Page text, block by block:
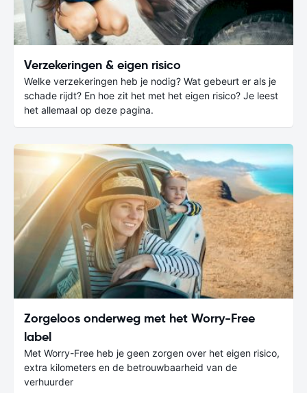
Verzekeringen & eigen risico
Welke verzekeringen heb je nodig? Wat gebeurt er als je
schade rijdt? En hoe zit het met het eigen risico? Je leest
het allemaal op deze pagina.
Zorgeloos onderweg met het Worry-Free
label
Met Worry-Free heb je geen zorgen over het eigen risico,
extra kilometers en de betrouwbaarheid van de
verhuurder